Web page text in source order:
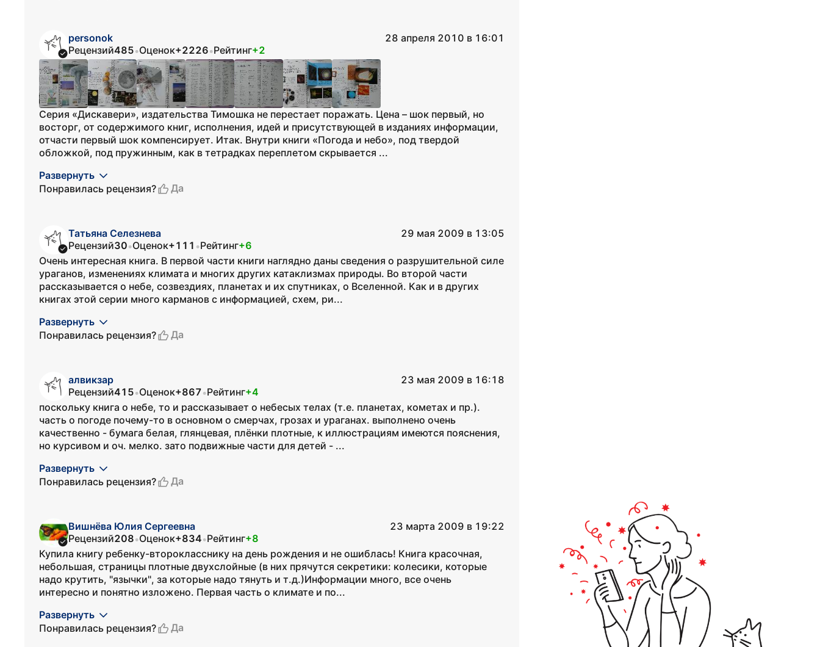
personok
28 апреля 2010 в 16:01
Рецензий485•Оценок+2226•Рейтинг+2
Серия «Дискавери», издательства Тимошка не перестает поражать. Цена – шок первый, но
восторг, от содержимого книг, исполнения, идей и присутствующей в изданиях информации,
отчасти первый шок компенсирует. Итак. Внутри книги «Погода и небо», под твердой
обложкой, под пружинным, как в тетрадках переплетом скрывается ...
Развернуть
Понравилась рецензия?
Да
Татьяна Селезнева
29 мая 2009 в 13:05
Рецензий30•Оценок+111 •Рейтинг+6
Очень интересная книга. В первой части книги наглядно даны сведения о разрушительной силе
ураганов, изменениях климата и многих других катаклизмах природы. Во второй части
рассказывается о небе, созвездиях, планетах и их спутниках, о Вселенной. Как и в других
книгах этой серии много карманов с информацией, схем, ри...
Развернуть
Понравилась рецензия?
Да
алвикзар
23 мая 2009 в 16:18
Рецензий415•Оценок+867•Рейтинг+4
поскольку книга о небе, то и рассказывает о небесых телах (т.е. планетах, кометах и пр.).
часть о погоде почему-то в основном о смерчах, грозах и ураганах. выполнено очень
качественно - бумага белая, глянцевая, плёнки плотные, к иллюстрациям имеются пояснения,
но курсивом и оч. мелко. зато подвижные части для детей - ...
Развернуть
Понравилась рецензия?
Да
Вишнёва Юлия Сергеевна
23 марта 2009 в 19:22
Рецензий208•Оценок+834•Рейтинг+8
Купила книгу ребенку-второкласснику на день рождения и не ошиблась! Книга красочная,
небольшая, страницы плотные двухслойные (в них прячутся секретики: колесики, которые
надо крутить, "язычки", за которые надо тянуть и т.д.)Информации много, все очень
интересно и понятно изложено. Первая часть о климате и по...
Развернуть
Понравилась рецензия?
Да